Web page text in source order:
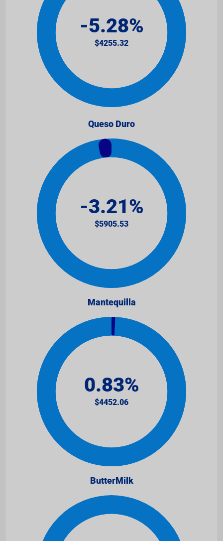
Queso Duro
Mantequilla
ButterMilk